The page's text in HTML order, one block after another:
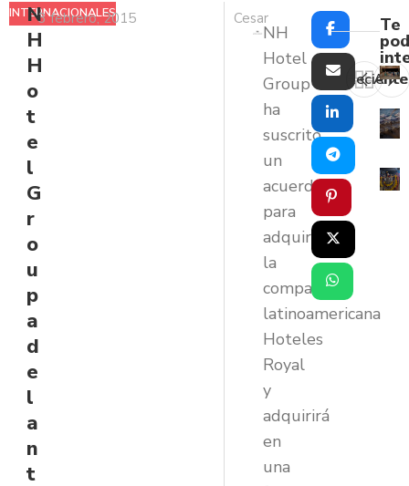
INTERNACIONALES
N
H
H
o
t
e
l
G
r
o
u
p
a
d
e
l
a
n
t
3 febrero, 2015 Cesar
NH
Hotel
Group
ha
suscrito
un
acuerdo
para
adquirir
la
compañía
latinoamericana
Hoteles
Royal
y
adquirirá
en
una
Reciente
Te